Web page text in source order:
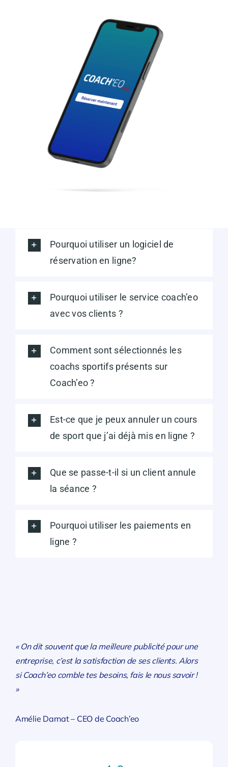
Pourquoi utiliser un logiciel de
réservation en ligne?
Pourquoi utiliser le service coach’eo
avec vos clients ?
Comment sont sélectionnés les
coachs sportifs présents sur
Coach’eo ?
Est-ce que je peux annuler un cours
de sport que j’ai déjà mis en ligne ?
Que se passe-t-il si un client annule
la séance ?
Pourquoi utiliser les paiements en
ligne ?
« On dit souvent que la meilleure publicité pour une
entreprise, c’est la satisfaction de ses clients. Alors
si Coach’eo comble tes besoins, fais le nous savoir !
»
Amélie Darnat– CEO de Coach’eo